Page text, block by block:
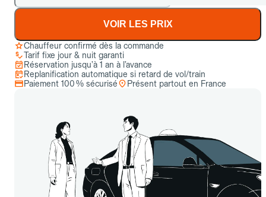
VOIR LES PRIX
Chauffeur confirmé dès la commande
Tarif fixe jour & nuit garanti
Réservation jusqu’à 1 an à l’avance
Replanification automatique si retard de vol/train
Paiement 100 % sécurisé
Présent partout en France